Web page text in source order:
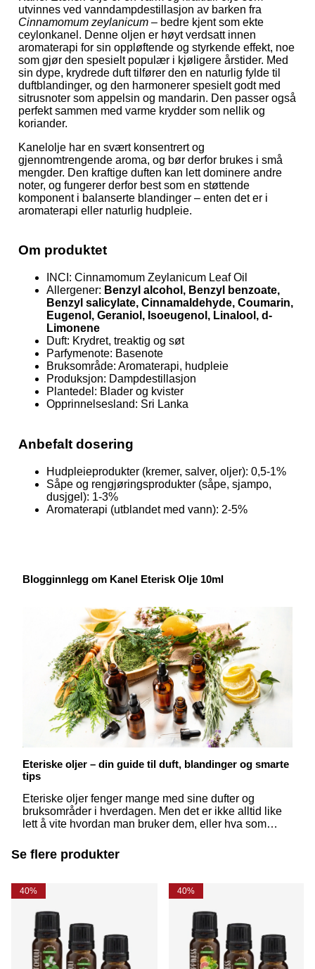
utvinnes ved vanndampdestillasjon av barken fra
Cinnamomum zeylanicum – bedre kjent som ekte
ceylonkanel. Denne oljen er høyt verdsatt innen
aromaterapi for sin oppløftende og styrkende effekt, noe
som gjør den spesielt populær i kjøligere årstider. Med
sin dype, krydrede duft tilfører den en naturlig fylde til
duftblandinger, og den harmonerer spesielt godt med
sitrusnoter som appelsin og mandarin. Den passer også
perfekt sammen med varme krydder som nellik og
koriander.
Kanelolje har en svært konsentrert og
gjennomtrengende aroma, og bør derfor brukes i små
mengder. Den kraftige duften kan lett dominere andre
noter, og fungerer derfor best som en støttende
komponent i balanserte blandinger – enten det er i
aromaterapi eller naturlig hudpleie.
Om produktet
INCI: Cinnamomum Zeylanicum Leaf Oil
Allergener: Benzyl alcohol, Benzyl benzoate,
Benzyl salicylate, Cinnamaldehyde, Coumarin,
Eugenol, Geraniol, Isoeugenol, Linalool, d-
Limonene
Duft: Krydret, treaktig og søt
Parfymenote: Basenote
Bruksområde: Aromaterapi, hudpleie
Produksjon: Dampdestillasjon
Plantedel: Blader og kvister
Opprinnelsesland: Sri Lanka
Anbefalt dosering
Hudpleieprodukter (kremer, salver, oljer): 0,5-1%
Såpe og rengjøringsprodukter (såpe, sjampo,
dusjgel): 1-3%
Aromaterapi (utblandet med vann): 2-5%
Blogginnlegg om Kanel Eterisk Olje 10ml
Eteriske oljer – din guide til duft, blandinger og smarte
tips
Eteriske oljer fenger mange med sine dufter og
bruksområder i hverdagen. Men det er ikke alltid like
lett å vite hvordan man bruker dem, eller hva som
de vanligste spørsmålene – enkelt og inspirerende
forklart.
Se flere produkter
40% 40%